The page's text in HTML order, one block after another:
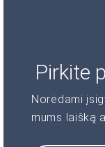
Pirkite
Norėdami
mums laišką